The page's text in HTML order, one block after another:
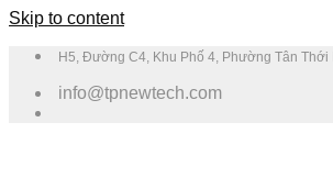
Skip to content
H5, Đường C4, Khu Phố 4, Phường Tân Thới
info@tpnewtech.com